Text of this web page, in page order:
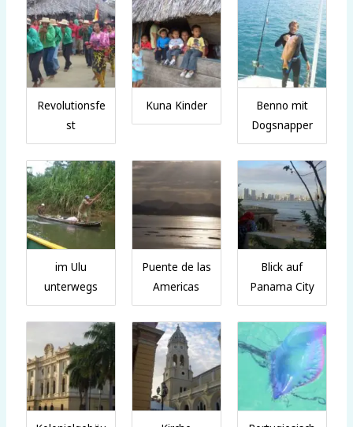
Revolutionsfe
st
Kuna Kinder
Benno mit
Dogsnapper
im Ulu
unterwegs
Puente de las
Americas
Blick auf
Panama City